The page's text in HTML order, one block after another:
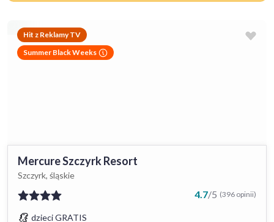
Hit z Reklamy TV
Summer Black Weeks
Mercure Szczyrk Resort
Szczyrk, śląskie
4.7/5 (396 opinii)
dzieci GRATIS